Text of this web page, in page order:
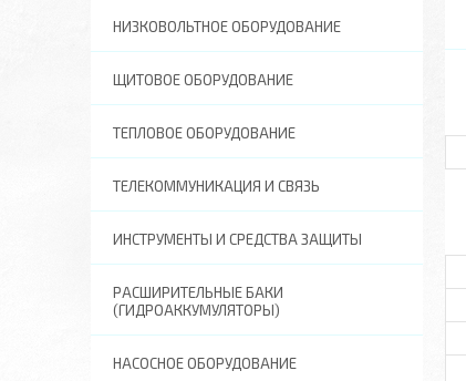
НИЗКОВОЛЬТНОЕ ОБОРУДОВАНИЕ
ЩИТОВОЕ ОБОРУДОВАНИЕ
ТЕПЛОВОЕ ОБОРУДОВАНИЕ
ТЕЛЕКОММУНИКАЦИЯ И СВЯЗЬ
ИНСТРУМЕНТЫ И СРЕДСТВА ЗАЩИТЫ
РАСШИРИТЕЛЬНЫЕ БАКИ
(ГИДРОАККУМУЛЯТОРЫ)
НАСОСНОЕ ОБОРУДОВАНИЕ